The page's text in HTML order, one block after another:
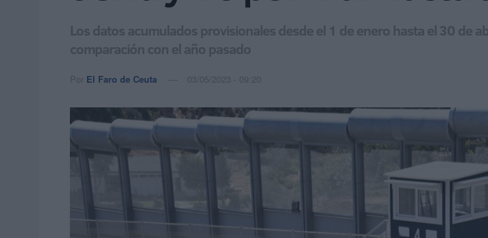
Los datos acumulados provisionales desde el 1 de enero hasta el 30 de
comparación con el año pasado
Por El Faro de Ceuta 03/05/2023 - 09:20